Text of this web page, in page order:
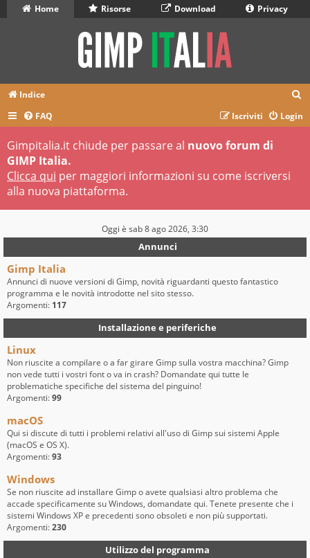
Home Risorse Download Privacy
Indice
r
FAQ Login
Iscriviti
Gimpitalia.it chiude per passare al nuovo forum di
GIMP Italia.
Clicca qui per maggiori informazioni su come iscriversi
alla nuova piattaforma.
Oggi è sab 8 ago 2026, 3:30
Annunci
Gimp Italia
Annunci di nuove versioni di Gimp, novità riguardanti questo fantastico
programma e le novità introdotte nel sito stesso.
Argomenti: 117
Installazione e periferiche
Linux
Non riuscite a compilare o a far girare Gimp sulla vostra macchina? Gimp
non vede tutti i vostri font o va in crash? Domandate qui tutte le
problematiche specifiche del sistema del pinguino!
Argomenti:99
macOS
Qui si discute di tutti i problemi relativi all'uso di Gimp sui sistemi Apple
(macOS e OS X).
Argomenti:93
Windows
Se non riuscite ad installare Gimp o avete qualsiasi altro problema che
accade specificamente su Windows, domandate qui. Tenete presente che i
sistemi Windows XP e precedenti sono obsoleti e non più supportati.
Argomenti:230
Utilizzo del programma